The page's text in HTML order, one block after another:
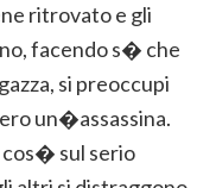
ritrovato e gli
facendo s� che
si preoccupi
un�assassina.
sul serio